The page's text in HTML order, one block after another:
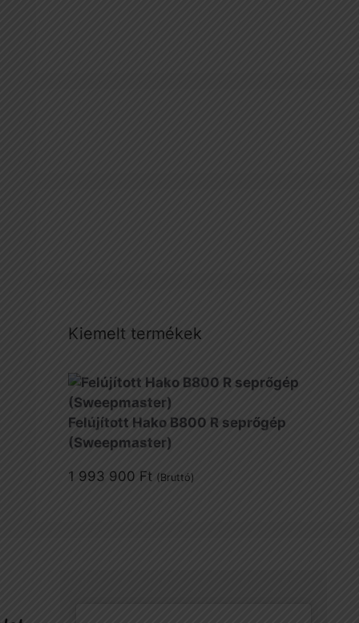
Kiemelt termékek
Felújított Hako B800 R seprőgép
(Sweepmaster)
1 993 900 Ft (Bruttó)